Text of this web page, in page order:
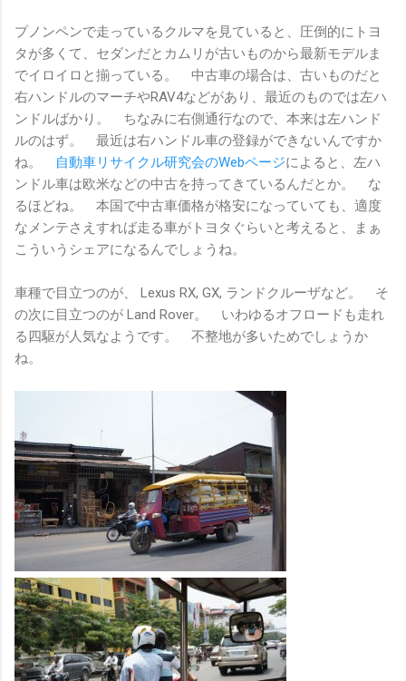
プノンペンで走っているクルマを見ていると、圧倒的にトヨ
タが多くて、セダンだとカムリが古いものから最新モデルま
でイロイロと揃っている。 中古車の場合は、古いものだと
右ハンドルのマーチやRAV4などがあり、最近のものでは左ハ
ンドルばかり。 ちなみに右側通行なので、本来は左ハンド
ルのはず。 最近は右ハンドル車の登録ができないんですか
ね。
自動車リサイクル研究会のWebページによると、左ハ
ンドル車は欧米などの中古を持ってきているんだとか。 な
るほどね。 本国で中古車価格が格安になっていても、適度
なメンテさえすれば走る車がトヨタぐらいと考えると、まぁ
こういうシェアになるんでしょうね。
車種で目立つのが、 Lexus RX, GX, ランドクルーザなど。 そ
の次に目立つのが Land Rover。 いわゆるオフロードも走れ
る四駆が人気なようです。 不整地が多いためでしょうか
ね。